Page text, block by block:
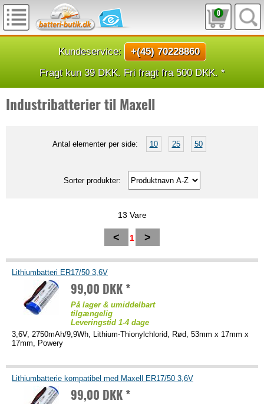
0
Kundeservice:
+(45) 70228860
Fragt kun 39 DKK. Fri fragt fra 500 DKK. *
Industribatterier til Maxell
Antal elementer per side: 10 25 50
Sorter produkter:
13 Vare
< 1 >
Lithiumbatteri ER17/50 3,6V
99,00 DKK *
På lager & umiddelbart
tilgængelig
Leveringstid 1-4 dage
3,6V, 2750mAh/9,9Wh, Lithium-Thionylchlorid, Rød, 53mm x 17mm x
17mm, Powery
Lithiumbatterie kompatibel med Maxell ER17/50 3,6V
99,00 DKK *